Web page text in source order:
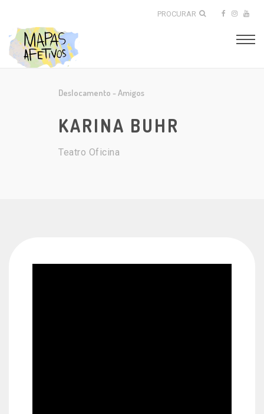
PROCURAR
Deslocamento -Amigos
KARINA BUHR
Teatro Oficina